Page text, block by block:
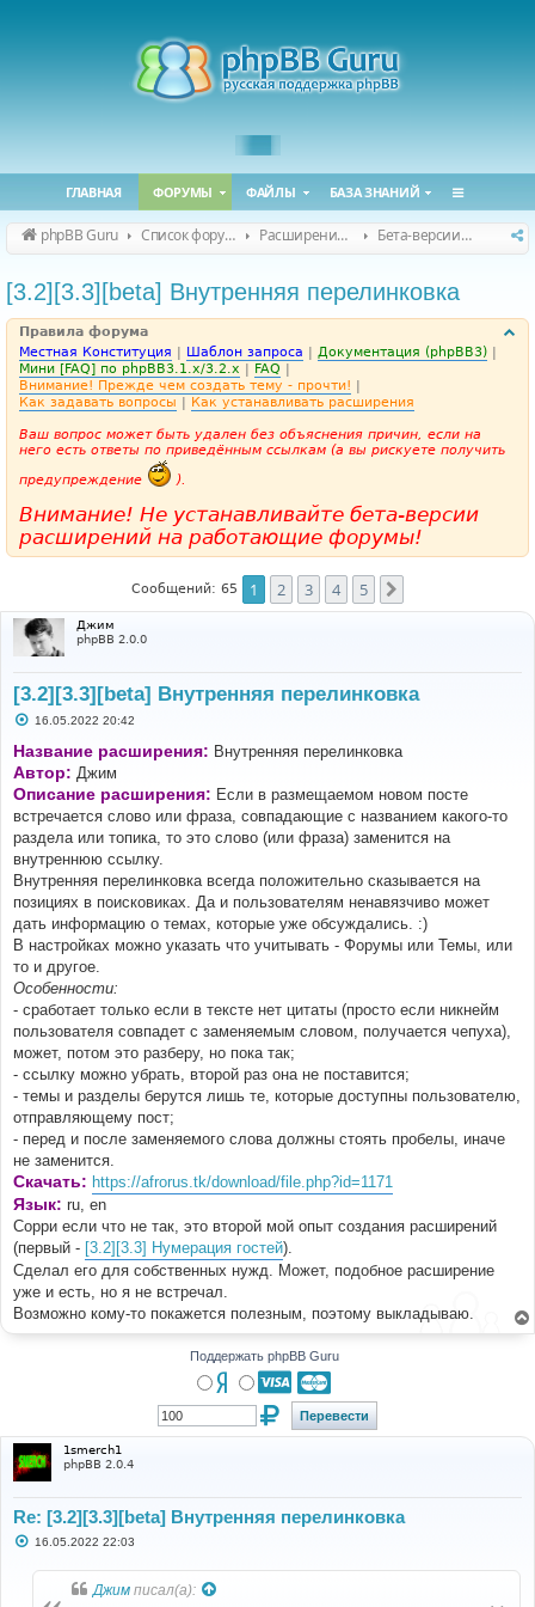
ГЛАВНАЯ ФОРУМЫ ФАЙЛЫ БАЗА ЗНАНИЙ
phpBB Guru Список форумов Расширения phpBB Бета-версии расширений для phpBB
[3.2][3.3][beta] Внутренняя перелинковка
Правила форума
Местная Конституция | Шаблон запроса | Документация (phpBB3) |
Мини [FAQ] по phpBB3.1.x/3.2.x | FAQ |
Внимание! Прежде чем создать тему - прочти! |
Как задавать вопросы | Как устанавливать расширения
Ваш вопрос может быть удален без объяснения причин, если на
него есть ответы по приведённым ссылкам (а вы рискуете получить
предупреждение
).
Внимание! Не устанавливайте бета-версии
расширений на работающие форумы!
Сообщений: 65 1 2 3 4 5
Джим
phpBB 2.0.0
[3.2][3.3][beta] Внутренняя перелинковка
С
о
б
щ
е
н
и
е
16.05.2022 20:42
Название расширения: Внутренняя перелинковка
Автор: Джим
Описание расширения: Если в размещаемом новом посте
встречается слово или фраза, совпадающие с названием какого-то
раздела или топика, то это слово (или фраза) заменится на
внутреннюю ссылку.
Внутренняя перелинковка всегда положительно сказывается на
позициях в поисковиках. Да и пользователям ненавязчиво может
дать информацию о темах, которые уже обсуждались. :)
В настройках можно указать что учитывать - Форумы или Темы, или
то и другое.
Особенности:
- сработает только если в тексте нет цитаты (просто если никнейм
пользователя совпадет с заменяемым словом, получается чепуха),
может, потом это разберу, но пока так;
- ссылку можно убрать, второй раз она не поставится;
- темы и разделы берутся лишь те, которые доступны пользователю,
отправляющему пост;
- перед и после заменяемого слова должны стоять пробелы, иначе
не заменится.
Скачать: https://afrorus.tk/download/file.php?id=1171
Язык: ru, en
Сорри если что не так, это второй мой опыт создания расширений
(первый - [3.2][3.3] Нумерация гостей).
Сделал его для собственных нужд. Может, подобное расширение
уже и есть, но я не встречал.
Возможно кому-то покажется полезным, поэтому выкладываю.
Поддержать phpBB Guru
1smerch1
phpBB 2.0.4
Re: [3.2][3.3][beta] Внутренняя перелинковка
С16.05.2022 22:03
Джим писал(а):